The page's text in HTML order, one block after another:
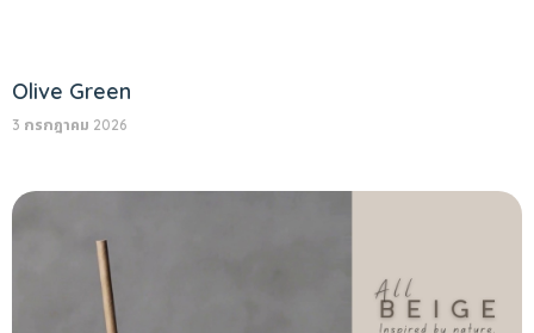
Olive Green
3 กรกฎาคม 2026